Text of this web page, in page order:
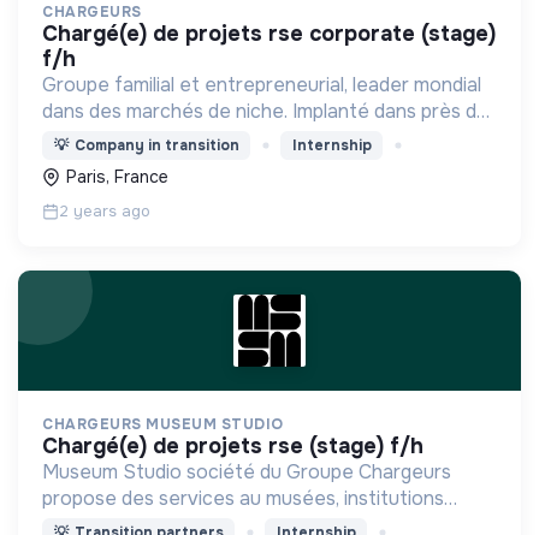
CHARGEURS
chargé(e) de projets rse corporate (stage)
f/h
Groupe familial et entrepreneurial, leader mondial
dans des marchés de niche. Implanté dans près de
100 pays et organisé autour de deux pôles
stratégiques : technologies industrielles et luxe
💡 Company in transition Internship
Paris, France
2 years ago
CHARGEURS MUSEUM STUDIO
chargé(e) de projets rse (stage) f/h
Museum Studio société du Groupe Chargeurs
propose des services au musées, institutions
culturelles et Retail